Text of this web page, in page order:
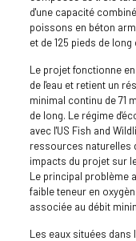
d'une capacité
poissons en béton
et de 125 pieds de
Le projet fonctionne
de l'eau et retient un
minimal continu de 71
de long. Le régime
avec l'US Fish and
ressources naturelles
impacts du projet sur
Le principal problème
faible teneur en
associée au débit
Les eaux situées